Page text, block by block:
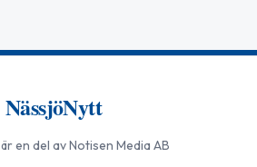
NässjöNytt
är en del av Notisen Media AB